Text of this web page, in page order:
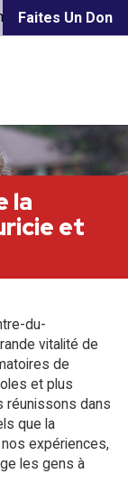
Faites Un Don
la
et
du-
vitalité de
de
et plus
réunissons dans
que la
expériences,
les gens à